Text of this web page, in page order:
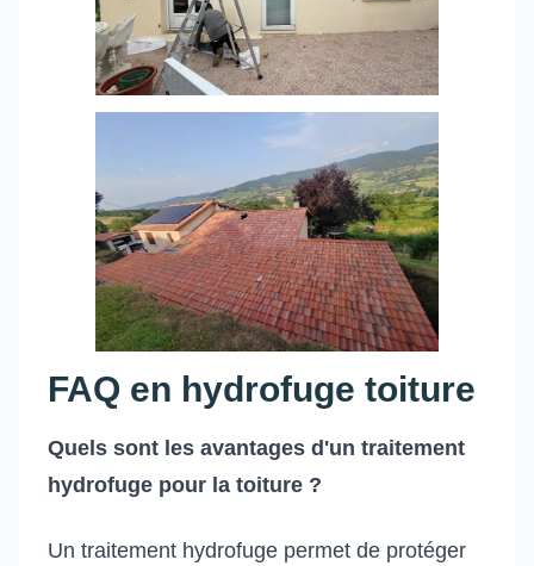
FAQ en hydrofuge toiture
Quels sont les avantages d'un traitement
hydrofuge pour la toiture ?
Un traitement hydrofuge permet de protéger